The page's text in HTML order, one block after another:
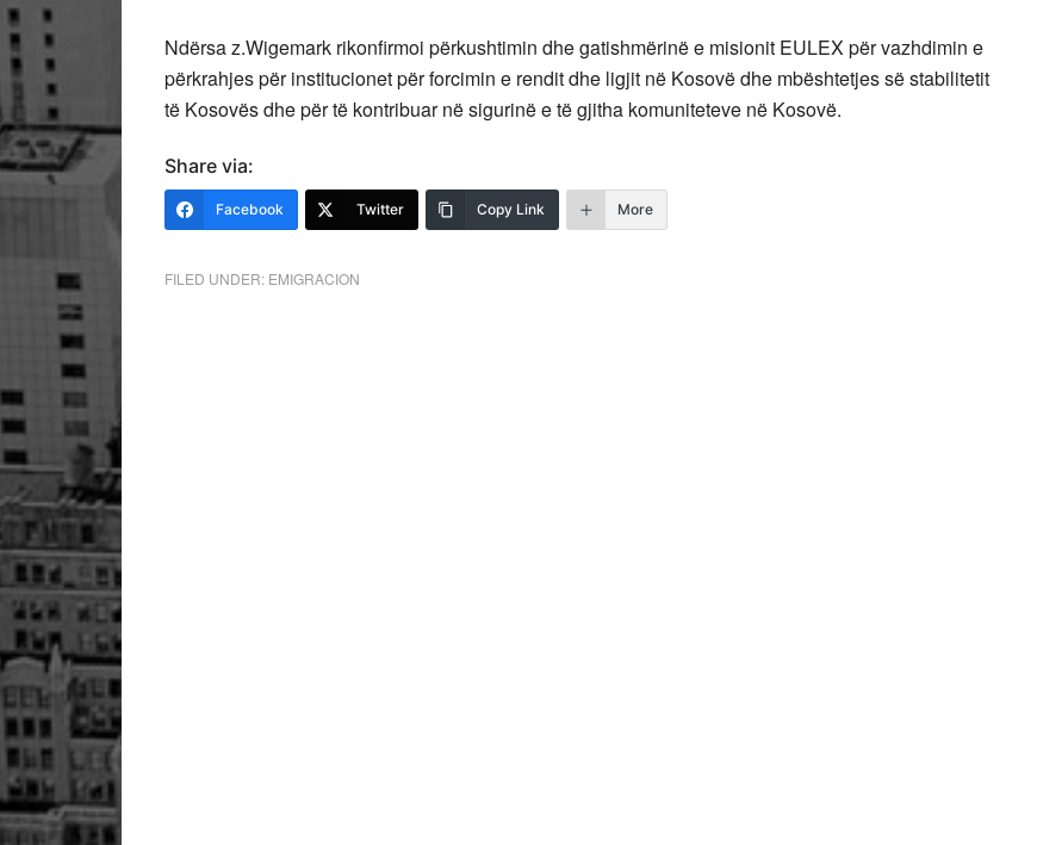
Ndërsa z.Wigemark rikonfirmoi përkushtimin dhe gatishmërinë e misionit EULEX për vazhdimin e
përkrahjes për institucionet për forcimin e rendit dhe ligjit në Kosovë dhe mbështetjes së stabilitetit
të Kosovës dhe për të kontribuar në sigurinë e të gjitha komuniteteve në Kosovë.​
Share via:
Facebook Twitter Copy Link More
FILED UNDER: EMIGRACION